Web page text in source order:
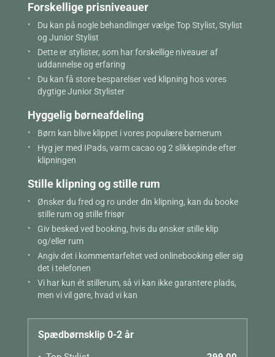
Forskellige prisniveauer
Du kan på nogle behandlinger vælge Top Stylist, Stylist
og Junior Stylist
Dette er stylister, som har forskellige niveauer af
uddannelse og erfaring
Du kan få store besparelser ved klipning hos vores
dygtige Junior Stylister
Hyggelig børneafdeling
Børn kan blive klippet i vores populære børnerum
Hyg jer med IPads, varm cacao og 2 slikkepinde efter
klipningen
Stille klipning og stille rum
Ønsker du fred og ro under din klipning, kan du booke
stille rum og stille frisør
Giv besked ved booking, hvis du ønsker stille klip
og/eller rum
Angiv det i kommentarfeltet ved onlinebooking eller sig
det i telefonen
Vi har kun ét stillerum, så vi kan ikke garantere plads,
men vi vil gøre, hvad vi kan
Spædbørnsklip 0-2 år